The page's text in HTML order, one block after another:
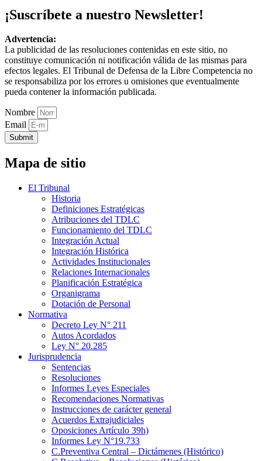
¡Suscríbete a nuestro Newsletter!
Advertencia:
La publicidad de las resoluciones contenidas en este sitio, no
constituye comunicación ni notificación válida de las mismas para
efectos legales. El Tribunal de Defensa de la Libre Competencia no
se responsabiliza por los errores u omisiones que eventualmente
pueda contener la información publicada.
Nombre
Email
Submit
Mapa de sitio
El Tribunal
Historia
Definiciones Estratégicas
Atribuciones del TDLC
Funcionamiento del TDLC
Integración Actual
Integración Histórica
Actividades Institucionales
Relaciones Internacionales
Planificación Estratégica
Organigrama
Dotación de Personal
Normativa
Decreto Ley N° 211
Autos Acordados
Ley N° 20.285
Jurisprudencia
Sentencias
Resoluciones
Informes Leyes Especiales
Recomendaciones Normativas
Instrucciones de carácter general
Acuerdos Extrajudiciales
Oposiciones Artículo 39h)
Informes Ley N°19.733
C.Preventiva Central – Dictámenes (Histórico)